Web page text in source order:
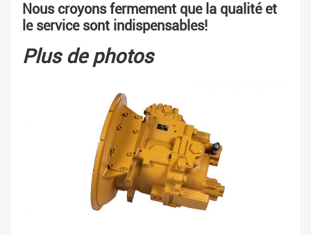
Nous croyons fermement que la qualité et
le service sont indispensables!
Plus de photos